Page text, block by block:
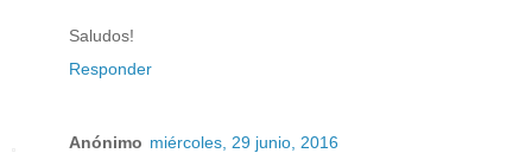
Saludos!
Responder
Anónimo miércoles, 29 junio, 2016